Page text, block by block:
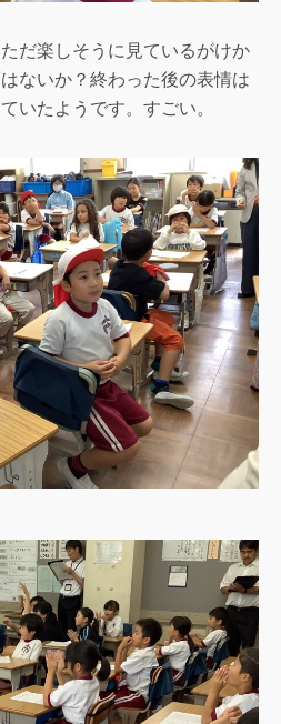
だ楽しそうに見ているがけか
ないか？終わった後の表情は
いたようです。すごい。